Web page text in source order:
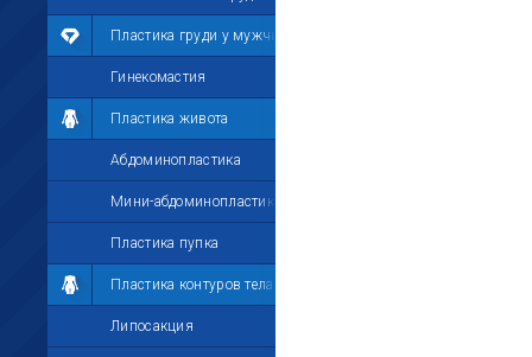
Пластика груди у мужчин
Гинекомастия
Пластика живота
Абдоминопластика
Мини-абдоминопластика
Пластика пупка
Пластика контуров тела
Липосакция